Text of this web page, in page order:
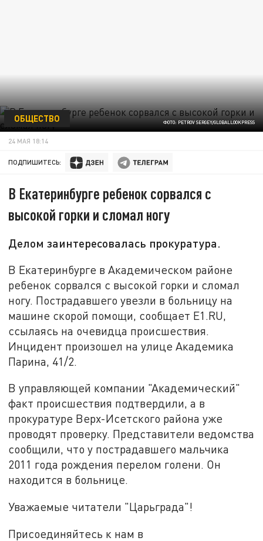
ФОТО: PETROV SERGEY/GLOBALLOOKPRESS
ОБЩЕСТВО
24 МАЯ 18:14
ПОДПИШИТЕСЬ:
В Екатеринбурге ребенок сорвался с
высокой горки и сломал ногу
Делом заинтересовалась прокуратура.
В Екатеринбурге в Академическом районе
ребенок сорвался с высокой горки и сломал
ногу. Пострадавшего увезли в больницу на
машине скорой помощи, сообщает E1.RU,
ссылаясь на очевидца происшествия.
Инцидент произошел на улице Академика
Парина, 41/2.
В управляющей компании "Академический"
факт происшествия подтвердили, а в
прокуратуре Верх-Исетского района уже
проводят проверку. Представители ведомства
сообщили, что у пострадавшего мальчика
2011 года рождения перелом голени. Он
находится в больнице.
Уважаемые читатели "Царьграда"!
Присоединяйтесь к нам в